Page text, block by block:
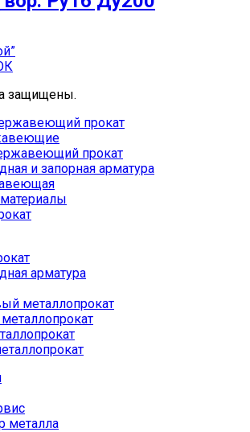
защищены.
прокат
прокат
и запорная арматура
арматура
металлопрокат
металла